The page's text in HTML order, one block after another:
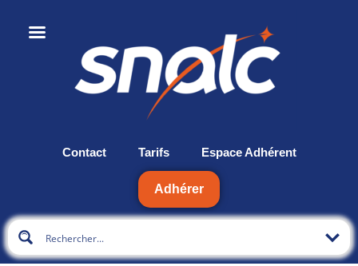
Contact Tarifs Espace Adhérent
Adhérer